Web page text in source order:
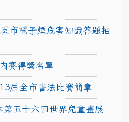
市電子煙危害知識答題抽
賽得獎名單
屆全市書法比賽簡章
五十六回世界兒童畫展